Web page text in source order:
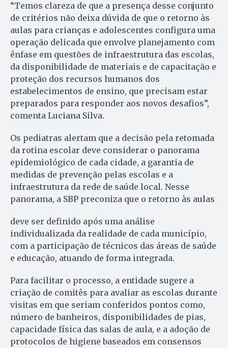
“Temos clareza de que a presença desse conjunto
de critérios não deixa dúvida de que o retorno às
aulas para crianças e adolescentes configura uma
operação delicada que envolve planejamento com
ênfase em questões de infraestrutura das escolas,
da disponibilidade de materiais e de capacitação e
proteção dos recursos humanos dos
estabelecimentos de ensino, que precisam estar
preparados para responder aos novos desafios”,
comenta Luciana Silva.
Os pediatras alertam que a decisão pela retomada
da rotina escolar deve considerar o panorama
epidemiológico de cada cidade, a garantia de
medidas de prevenção pelas escolas e a
infraestrutura da rede de saúde local. Nesse
panorama, a SBP preconiza que o retorno às aulas
deve ser definido após uma análise
individualizada da realidade de cada município,
com a participação de técnicos das áreas de saúde
e educação, atuando de forma integrada.
Para facilitar o processo, a entidade sugere a
criação de comitês para avaliar as escolas durante
visitas em que seriam conferidos pontos como,
número de banheiros, disponibilidades de pias,
capacidade física das salas de aula, e a adoção de
protocolos de higiene baseados em consensos